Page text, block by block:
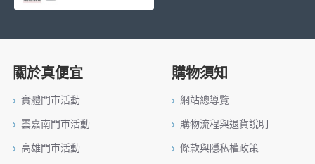
關於真便宜
實體門市活動
雲嘉南門市活動
高雄門市活動
購物須知
網站總導覽
購物流程與退貨說明
條款與隱私權政策